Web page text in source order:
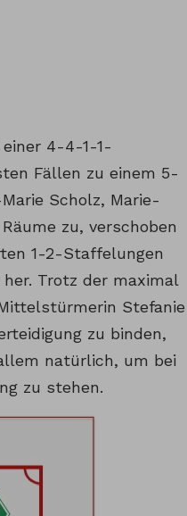
4-4-1-1-
Fällen zu einem 5-
Scholz, Marie-
zu, verschoben
1-2-Staffelungen
Trotz der maximal
Stefanie
zu binden,
natürlich, um bei
zu stehen.